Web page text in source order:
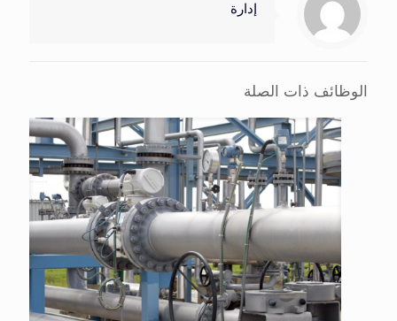
إدارة
الوظائف ذات الصلة